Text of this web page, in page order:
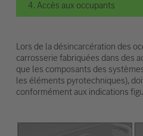
4. Accès aux occupants
Lors de la désincarcération des
carrosserie fabriquées dans des
que les composants des
les éléments pyrotechniques),
conformément aux indications